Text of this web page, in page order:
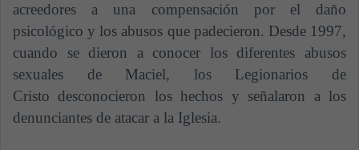
acreedores a una compensación por el daño
psicológico y los abusos que padecieron. Desde 1997,
cuando se dieron a conocer los diferentes abusos
sexuales de Maciel, los Legionarios de
Cristo desconocieron los hechos y señalaron a los
denunciantes de atacar a la Iglesia.